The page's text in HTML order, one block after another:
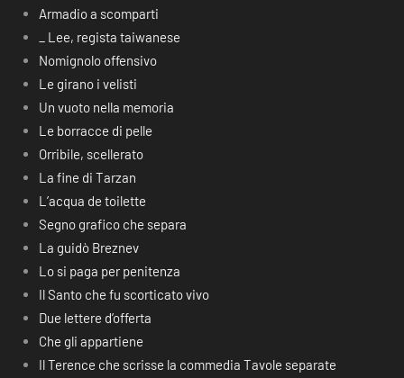
Armadio a scomparti
_ Lee, regista taiwanese
Nomignolo offensivo
Le girano i velisti
Un vuoto nella memoria
Le borracce di pelle
Orribile, scellerato
La fine di Tarzan
L’acqua de toilette
Segno grafico che separa
La guidò Breznev
Lo si paga per penitenza
Il Santo che fu scorticato vivo
Due lettere d’offerta
Che gli appartiene
Il Terence che scrisse la commedia Tavole separate